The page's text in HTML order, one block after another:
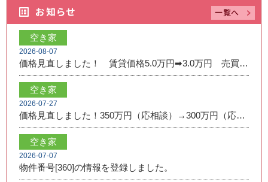
空き家
2026-08-07
価格見直しました！ 賃貸価格5.0万円➡3.0万円 売買価格350万円➡250万円
空き家
2026-07-27
価格見直しました！350万円（応相談）→300万円（応相談）
空き家
2026-07-07
物件番号[360]の情報を登録しました。